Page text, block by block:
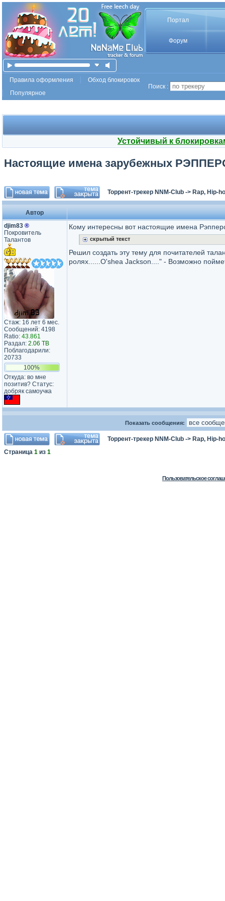
Портал
Форум
Правила оформления
Обход блокировок
Популярное
Поиск :
Устойчивый к
Настоящие имена зарубежных
Торрент-трекер NNM-Club -> Rap, Hip-
Автор
djim83 ®
Покровитель
Талантов
Стаж: 16 лет 6 мес.
Сообщений: 4198
Ratio: 43.861
Раздал: 2.06 TB
Поблагодарили:
20733
100%
Откуда: во мне
позитив? Статус:
добряк самоучка
Кому интересны вот настоящие имена
скрытый текст
Решил создать эту тему для почитателей
ролях......O'shea Jackson...." - Возможно
Показать сообщения:
Торрент-трекер NNM-Club -> Rap, Hip-
Страница 1 из 1
Пользовательское